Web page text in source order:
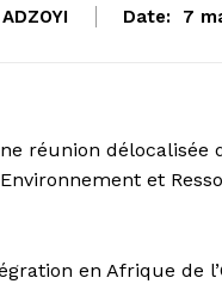
Date: 7
réunion délocalisée
et
en Afrique de